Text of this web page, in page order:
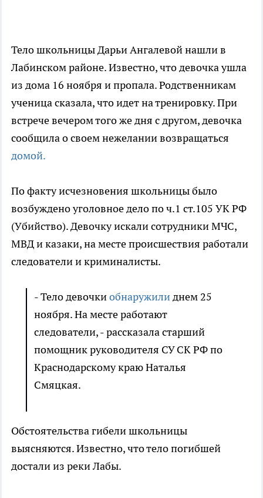
Тело школьницы Дарьи Ангалевой нашли в
Лабинском районе. Известно, что девочка ушла
из дома 16 ноября и пропала. Родственникам
ученица сказала, что идет на тренировку. При
встрече вечером того же дня с другом, девочка
сообщила о своем нежелании возвращаться
домой.
По факту исчезновения школьницы было
возбуждено уголовное дело по ч.1 ст.105 УК РФ
(Убийство). Девочку искали сотрудники МЧС,
МВД и казаки, на месте происшествия работали
следователи и криминалисты.
- Тело девочкиобнаружилиднем 25
ноября. На месте работают
следователи, - рассказала старший
помощник руководителя СУ СК РФ по
Краснодарскому краю Наталья
Смяцкая.
Обстоятельства гибели школьницы
выясняются. Известно, что тело погибшей
достали из реки Лабы.